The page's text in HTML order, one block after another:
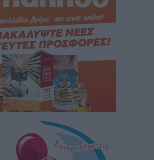
πριν 13 ώρες
παράνομα σε μονόδρομο στο
όχημα με μητέρα και
πριν 13 ώρες
το προσφυγικό σαν ταινία
μαρτυρία της Χαρούλας
RV για τα γεγονότα που οδήγησαν στο
πριν 13 ώρες